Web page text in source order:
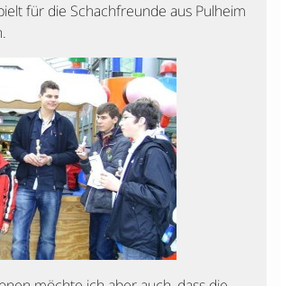
für die Schachfreunde aus Pulheim